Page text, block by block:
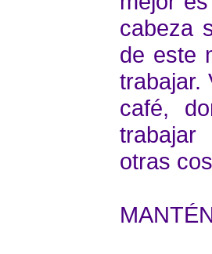
cabeza
de este
trabajar.
café,
otras